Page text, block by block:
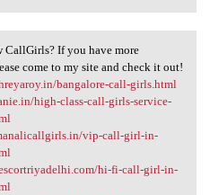
CallGirls? If you
CallGirls? If you have more
come to my site and check it out!
bangalore-call-girls.html
high-class-call-girls-service-
vip-call-girl-in-
hi-fi-call-girl-in-